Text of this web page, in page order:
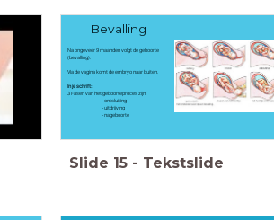
Bevalling
Na ongeveer 9 maanden volgt de geboorte
(bevalling).
Via de vagina komt de embryo naar buiten.
In je schrift:
3 Fasen van het geboorteproces zijn:
- ontsluiting
- uitdrijving
- nageboorte
Slide 15 - Tekstslide